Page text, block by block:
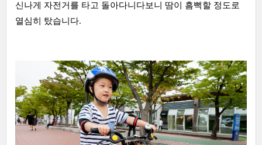
신나게 자전거를 타고 돌아다니다보니 땀이 흠뻑할 정도로
열심히 탔습니다.